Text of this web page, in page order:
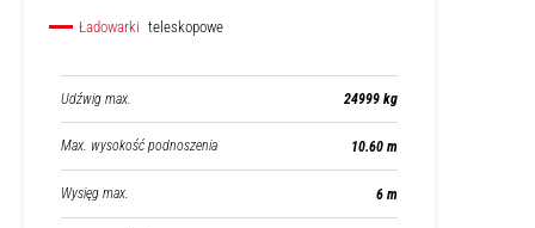
Ładowarki teleskopowe
Udźwig max. 24999 kg
Max. wysokość podnoszenia 10.60 m
Wysięg max. 6 m